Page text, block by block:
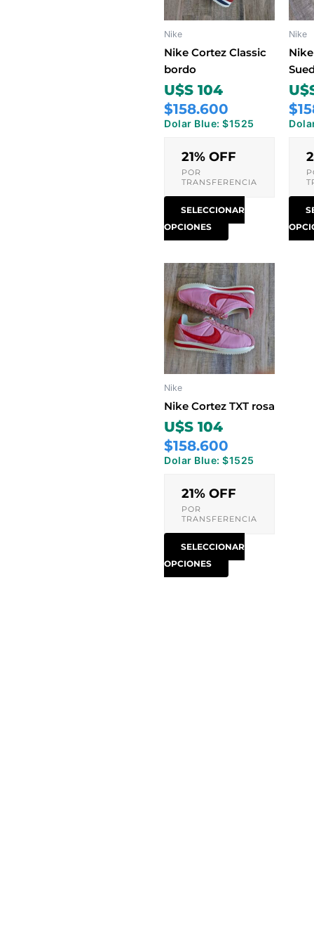
Nike
Nike Cortez Classic
bordo
U$S 104
$158.600
Dolar Blue: $1525
21% OFF
POR
TRANSFERENCIA
SELECCIONAR
OPCIONES
opciones
pueden
página
producto
Nike
Nike
Nike Cortez TXT rosa
U$S 104
$158.600
Dolar Blue: $1525
21% OFF
POR
TRANSFERENCIA
SELECCIONAR
OPCIONES
Este
producto
tiene
múltiples
variantes.
Las
opciones
pueden
la
de